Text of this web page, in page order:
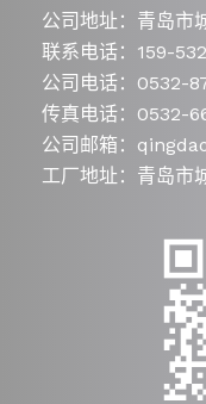
公司地址：青岛市
联系电话：159-
公司电话：0532-
传真电话：0532-
公司邮箱：
工厂地址：青岛市